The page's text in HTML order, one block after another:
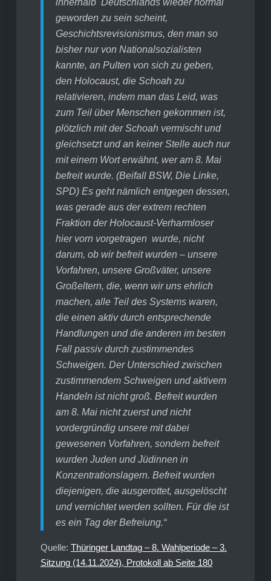
innerhalb Deutschlands wieder normal
geworden zu sein scheint,
Geschichtsrevisionismus, den man so
bisher nur von Nationalsozialisten
kannte, an Pulten von sich zu geben,
den Holocaust, die Schoah zu
relativieren, indem man das Leid, was
zum Teil über Menschen gekommen ist,
plötzlich mit der Schoah vermischt und
gleichsetzt und an keiner Stelle auch nur
mit einem Wort erwähnt, wer am 8. Mai
befreit wurde. (Beifall BSW, Die Linke,
SPD) Es geht nämlich entgegen dessen,
was gerade aus der extrem rechten
Fraktion der Holocaust-Verharmloser
hier vorn vorgetragen wurde, nicht
darum, ob wir befreit wurden – unsere
Vorfahren, unsere Großväter, unsere
Großeltern, die, wenn wir uns ehrlich
machen, alle Teil des Systems waren,
die einen aktiv durch entsprechende
Handlungen und die anderen im besten
Fall passiv durch zustimmendes
Schweigen. Der Unterschied zwischen
zustimmendem Schweigen und aktivem
Handeln ist nicht groß. Befreit wurden
am 8. Mai nicht zuerst und nicht
vordergründig unsere mit dabei
gewesenen Vorfahren, sondern befreit
wurden Juden und Jüdinnen in
Konzentrationslagern. Befreit wurden
diejenigen, die ausgerottet, ausgelöscht
und vernichtet werden sollten. Für die ist
es ein Tag der Befreiung.“
Quelle: Thüringer Landtag – 8. Wahlperiode – 3.
Sitzung (14.11.2024), Protokoll ab Seite 180